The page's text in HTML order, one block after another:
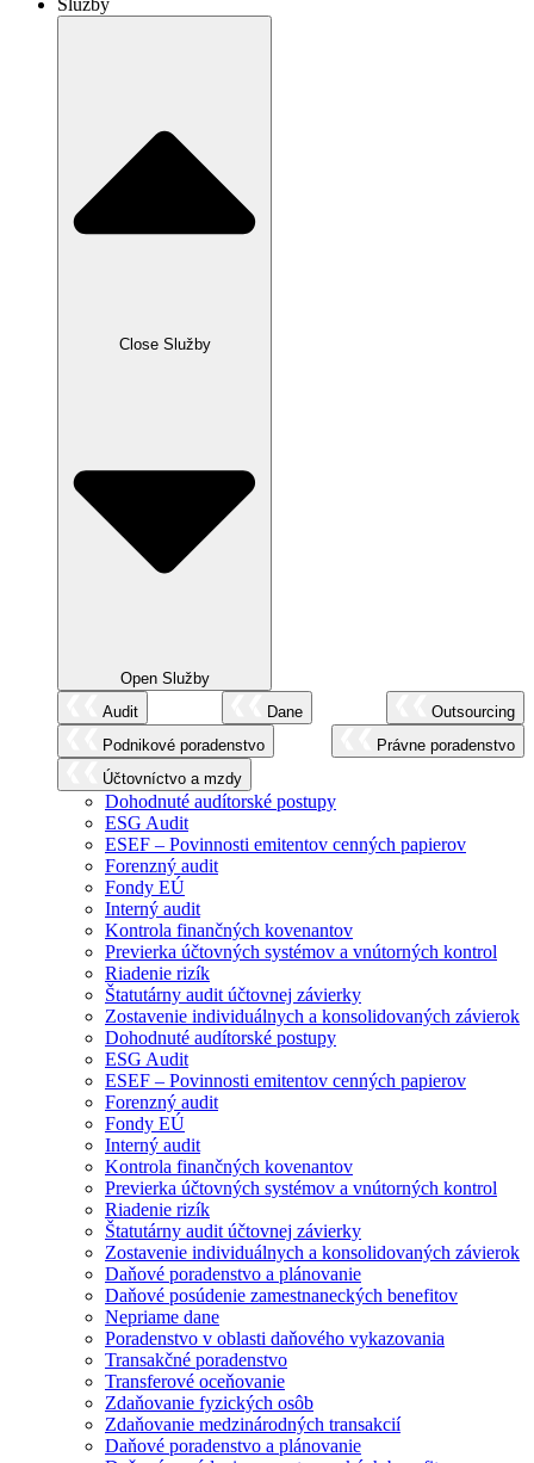
Close Služby
Open Služby
Audit
Dane
Outsourcing
Podnikové poradenstvo
Právne poradenstvo
Účtovníctvo a mzdy
Dohodnuté audítorské postupy
ESG Audit
ESEF – Povinnosti emitentov cenných papierov
Forenzný audit
Fondy EÚ
Interný audit
Kontrola finančných kovenantov
Previerka účtovných systémov a vnútorných kontrol
Riadenie rizík
Štatutárny audit účtovnej závierky
Zostavenie individuálnych a konsolidovaných závierok
Dohodnuté audítorské postupy
ESG Audit
ESEF – Povinnosti emitentov cenných papierov
Forenzný audit
Fondy EÚ
Interný audit
Kontrola finančných kovenantov
Previerka účtovných systémov a vnútorných kontrol
Riadenie rizík
Štatutárny audit účtovnej závierky
Zostavenie individuálnych a konsolidovaných závierok
Daňové poradenstvo a plánovanie
Daňové posúdenie zamestnaneckých benefitov
Nepriame dane
Poradenstvo v oblasti daňového vykazovania
Transakčné poradenstvo
Transferové oceňovanie
Zdaňovanie fyzických osôb
Zdaňovanie medzinárodných transakcií
Daňové poradenstvo a plánovanie